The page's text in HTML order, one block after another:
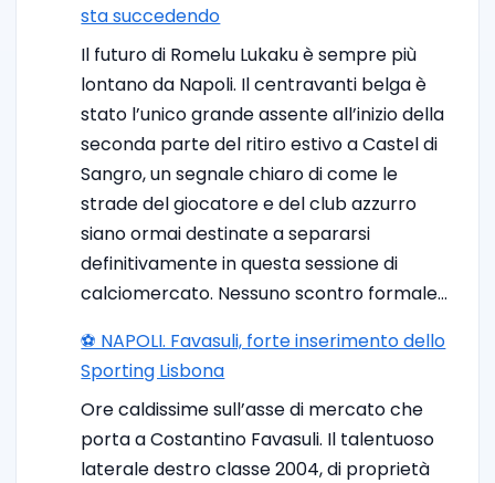
sta succedendo
Il futuro di Romelu Lukaku è sempre più
lontano da Napoli. Il centravanti belga è
stato l’unico grande assente all’inizio della
seconda parte del ritiro estivo a Castel di
Sangro, un segnale chiaro di come le
strade del giocatore e del club azzurro
siano ormai destinate a separarsi
definitivamente in questa sessione di
calciomercato. Nessuno scontro formale…
⚽️ NAPOLI. Favasuli, forte inserimento dello
Sporting Lisbona
Ore caldissime sull’asse di mercato che
porta a Costantino Favasuli. Il talentuoso
laterale destro classe 2004, di proprietà